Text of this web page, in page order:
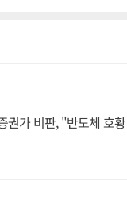
권가 비판, "반도체 호황